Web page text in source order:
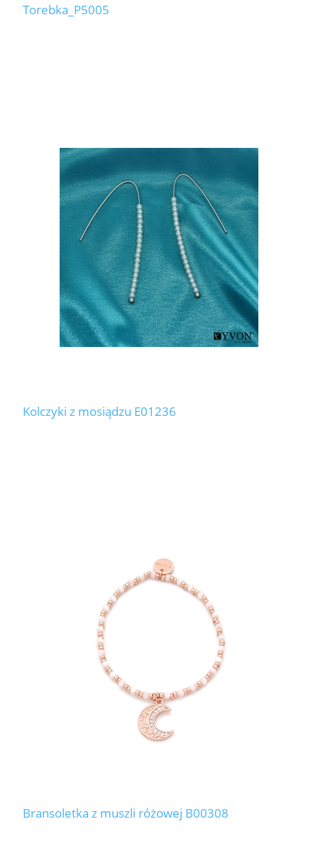
Torebka_P5005
Kolczyki z mosiądzu E01236
Bransoletka z muszli różowej B00308